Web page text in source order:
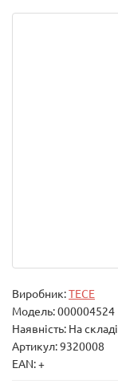
Виробник:TECE
Модель:000004524
Наявність: На складі
Артикул: 9320008
EAN: +